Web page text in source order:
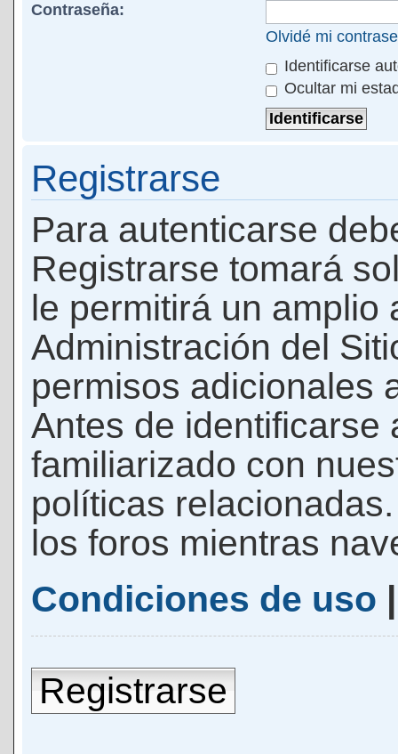
Contraseña:
Olvidé mi
Identificarse
Ocultar mi
Registrarse
Para autenticarse
Registrarse tomará
le permitirá un amplio
Administración del
permisos adicionales
Antes de identificarse
familiarizado con
políticas
los foros mientras
Condiciones de uso
Registrarse